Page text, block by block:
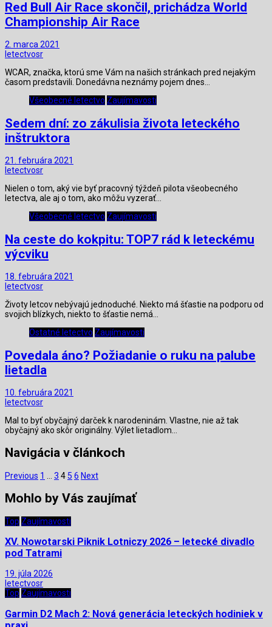
Red Bull Air Race skončil, prichádza World
Championship Air Race
2. marca 2021
letectvosr
WCAR, značka, ktorú sme Vám na našich stránkach pred nejakým
časom predstavili. Donedávna neznámy pojem dnes…
Všeobecné letectvo Zaujímavosti
Sedem dní: zo zákulisia života leteckého
inštruktora
21. februára 2021
letectvosr
Nielen o tom, aký vie byť pracovný týždeň pilota všeobecného
letectva, ale aj o tom, ako môžu vyzerať…
Všeobecné letectvo Zaujímavosti
Na ceste do kokpitu: TOP7 rád k leteckému
výcviku
18. februára 2021
letectvosr
Životy letcov nebývajú jednoduché. Niekto má šťastie na podporu od
svojich blízkych, niekto to šťastie nemá…
Ostatné letectvo Zaujímavosti
Povedala áno? Požiadanie o ruku na palube
lietadla
10. februára 2021
letectvosr
Mal to byť obyčajný darček k narodeninám. Vlastne, nie až tak
obyčajný ako skôr originálny. Výlet lietadlom…
Navigácia v článkoch
Previous 1 3 4 5 6 Next
Mohlo by Vás zaujímať
Top Zaujímavosti
XV. Nowotarski Piknik Lotniczy 2026 – letecké divadlo
pod Tatrami
19. júla 2026
letectvosr
Top Zaujímavosti
Garmin D2 Mach 2: Nová generácia leteckých hodiniek v